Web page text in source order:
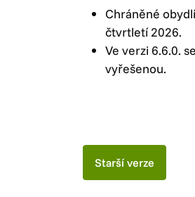
Chráněné
čtvrtletí 2026.
Ve verzi 6.6.0.
vyřešenou.
Starší verze